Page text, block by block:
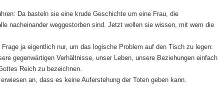
Da basteln sie eine krude Geschichte um eine Frau, die
nacheinander weggestorben sind. Jetzt wollen sie wissen, mit wem die
ja eigentlich nur, um das logische Problem auf den Tisch zu legen:
gegenwärtigen Verhältnisse, unser Leben, unsere Beziehungen einfach
Reich zu bezeichnen.
an, dass es keine Auferstehung der Toten geben kann.